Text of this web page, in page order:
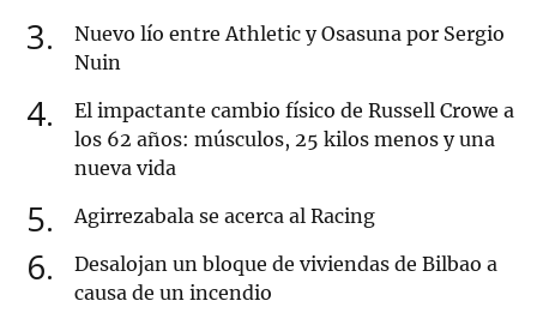
3
Nuevo lío entre Athletic y Osasuna por Sergio
Nuin
4
El impactante cambio físico de Russell Crowe a
los 62 años: músculos, 25 kilos menos y una
nueva vida
5 Agirrezabala se acerca al Racing
6
Desalojan un bloque de viviendas de Bilbao a
causa de un incendio